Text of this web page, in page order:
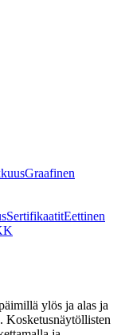
Graafinen
SertifikaatitEettinen
ylös ja alas ja
Kosketusnäytöllisten